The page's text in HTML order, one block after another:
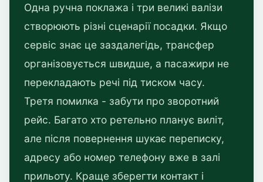
Одна ручна поклажа і три великі валізи
створюють різні сценарії посадки. Якщо
сервіс знає це заздалегідь, трансфер
організовується швидше, а пасажири не
перекладають речі під тиском часу.
Третя помилка - забути про зворотний
рейс. Багато хто ретельно планує виліт,
але після повернення шукає переписку,
адресу або номер телефону вже в залі
прильоту. Краще зберегти контакт і